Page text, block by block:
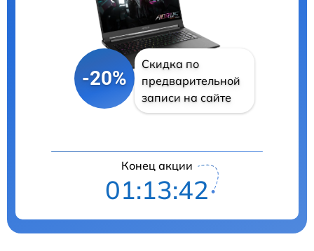
-20%
Скидка по
предварительной
записи на сайте
Конец акции
01:13:42